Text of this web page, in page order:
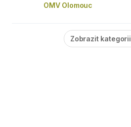
OMV Olomouc
Zobrazit kategorii